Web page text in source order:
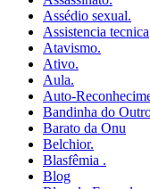
Assédio sexual.
Assistencia tecnica
Atavismo.
Ativo.
Aula.
Auto-
Bandinha do
Barato da Onu
Belchior.
Blasfêmia .
Blog